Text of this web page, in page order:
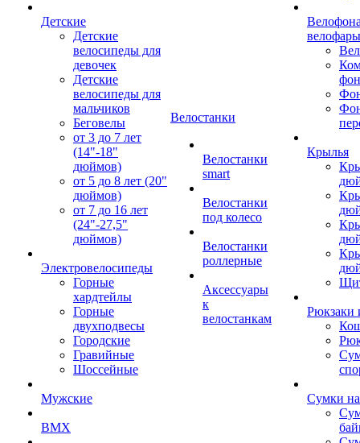
Детские
Детские
велосипеды для
девочек
Детские
велосипеды для
мальчиков
Беговелы
от 3 до 7 лет
(14"-18"
дюймов)
от 5 до 8 лет (20"
дюймов)
от 7 до 16 лет
(24"-27,5"
дюймов)
Электровелосипеды
Горные
хардтейлы
Горные
двухподвесы
Городские
Гравийные
Шоссейные
Мужские
BMX
Велостанки
Велостанки
smart
Велостанки
под колесо
Велостанки
роллерные
Аксессуары
к
велостанкам
велофары
Крылья
Рюкзаки
Сумки